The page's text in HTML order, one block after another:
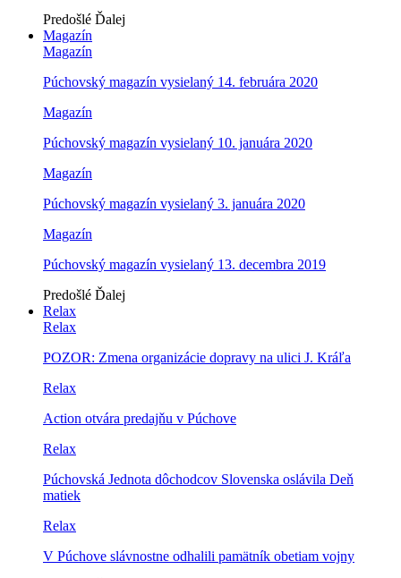
Predošlé Ďalej
Magazín
Magazín
Púchovský magazín vysielaný 14. februára 2020
Magazín
Púchovský magazín vysielaný 10. januára 2020
Magazín
Púchovský magazín vysielaný 3. januára 2020
Magazín
Púchovský magazín vysielaný 13. decembra 2019
Predošlé Ďalej
Relax
Relax
POZOR: Zmena organizácie dopravy na ulici J. Kráľa
Relax
Action otvára predajňu v Púchove
Relax
Púchovská Jednota dôchodcov Slovenska oslávila Deň
matiek
Relax
V Púchove slávnostne odhalili pamätník obetiam vojny